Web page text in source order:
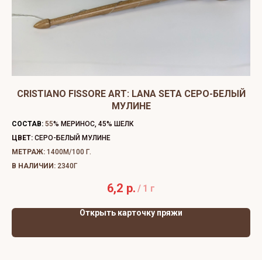
CRISTIANO FISSORE ART: LANA SETA СЕРО-БЕЛЫЙ
МУЛИНЕ
СОСТАВ: 55% МЕРИНОС, 45% ШЕЛК
ЦВЕТ: СЕРО-БЕЛЫЙ МУЛИНЕ
МЕТРАЖ: 1400М/100 Г.
В НАЛИЧИИ: 2340Г
6,2 р. / 1 г
Открыть карточку пряжи